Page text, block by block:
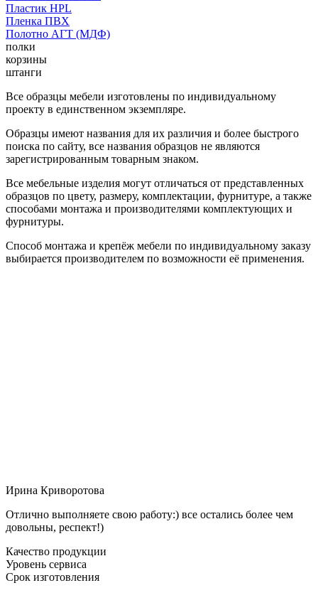
Пластик HPL
Пленка ПВХ
Полотно АГТ (МДФ)
полки
корзины
штанги
Все образцы мебели изготовлены по индивидуальному
проекту в единственном экземпляре.
Образцы имеют названия для их различия и более быстрого
поиска по сайту, все названия образцов не являются
зарегистрированным товарным знаком.
Все мебельные изделия могут отличаться от представленных
образцов по цвету, размеру, комплектации, фурнитуре, а также
способами монтажа и производителями комплектующих и
фурнитуры.
Способ монтажа и крепёж мебели по индивидуальному заказу
выбирается производителем по возможности её применения.
Ирина Криворотова
Отлично выполняете свою работу:) все остались более чем
довольны, респект!)
Качество продукции
Уровень сервиса
Срок изготовления